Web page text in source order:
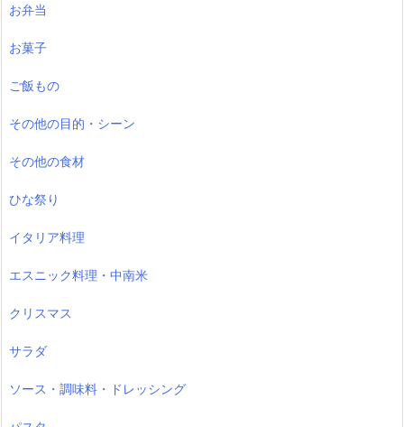
お弁当
お菓子
ご飯もの
その他の目的・シーン
その他の食材
ひな祭り
イタリア料理
エスニック料理・中南米
クリスマス
サラダ
ソース・調味料・ドレッシング